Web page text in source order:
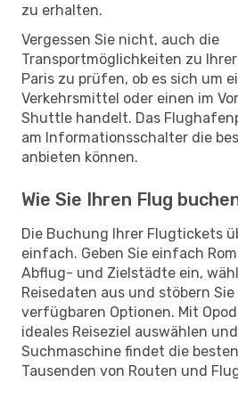
zu erhalten.
Vergessen Sie nicht, auch die
Transportmöglichkeiten zu
Paris zu prüfen, ob es sich um
Verkehrsmittel oder einen im
Shuttle handelt. Das
am Informationsschalter die
anbieten können.
Wie Sie Ihren Flug
Die Buchung Ihrer Flugtickets
einfach. Geben Sie einfach
Abflug- und Zielstädte ein,
Reisedaten aus und stöbern
verfügbaren Optionen. Mit
ideales Reiseziel auswählen
Suchmaschine findet die
Tausenden von Routen und